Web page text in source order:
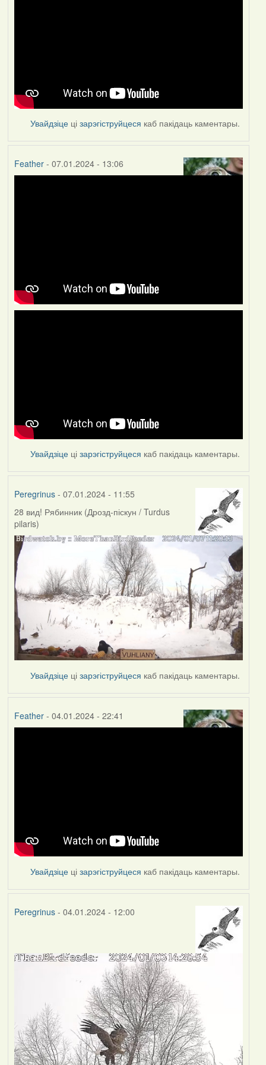
Увайдзіце цізарэгіструйцеся каб пакідаць каментары.
Feather- 07.01.2024 - 13:06
Увайдзіце цізарэгіструйцеся каб пакідаць каментары.
Peregrinus- 07.01.2024 - 11:55
28 вид! Рябинник (Дрозд-піскун / Turdus
pilaris)
Увайдзіце цізарэгіструйцеся каб пакідаць каментары.
Feather- 04.01.2024 - 22:41
Увайдзіце цізарэгіструйцеся каб пакідаць каментары.
Peregrinus- 04.01.2024 - 12:00